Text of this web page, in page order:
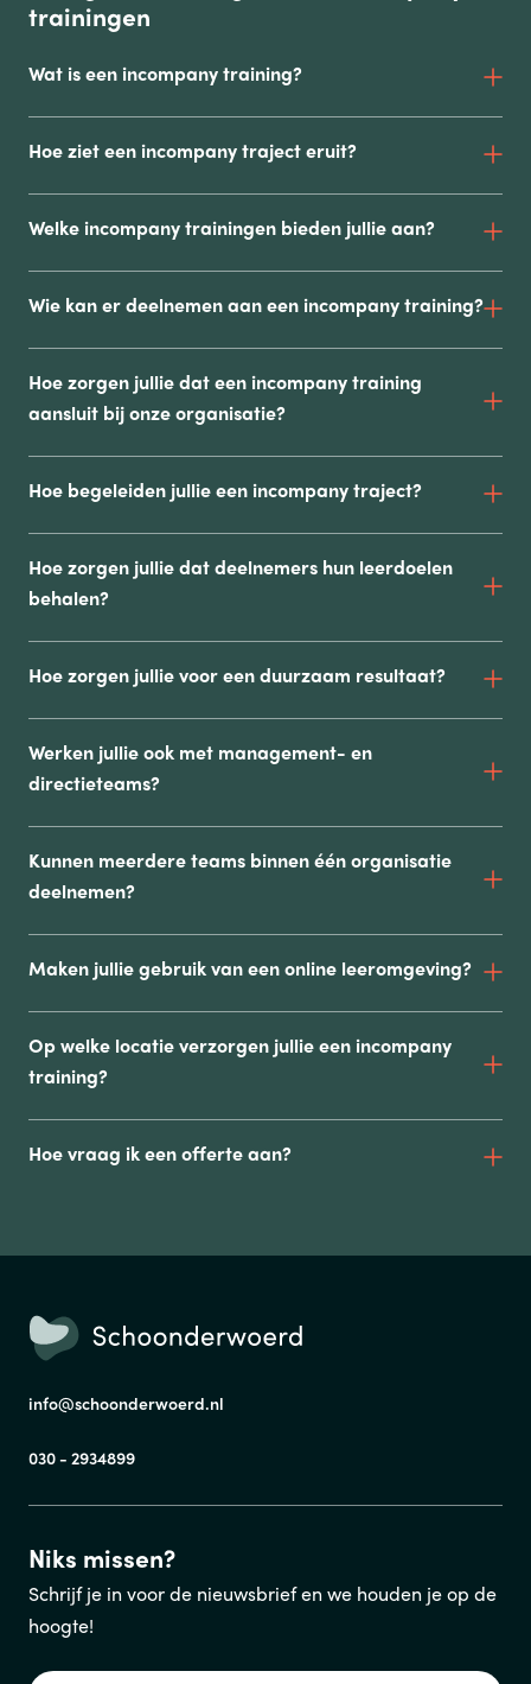
trainingen
Wat is een incompany training?
Hoe ziet een incompany traject eruit?
Welke incompany trainingen bieden jullie aan?
Wie kan er deelnemen aan een incompany training?
Hoe zorgen jullie dat een incompany training
aansluit bij onze organisatie?
Hoe begeleiden jullie een incompany traject?
Hoe zorgen jullie dat deelnemers hun leerdoelen
behalen?
Hoe zorgen jullie voor een duurzaam resultaat?
Werken jullie ook met management- en
directieteams?
Kunnen meerdere teams binnen één organisatie
deelnemen?
Maken jullie gebruik van een online leeromgeving?
Op welke locatie verzorgen jullie een incompany
training?
Hoe vraag ik een offerte aan?
info@schoonderwoerd.nl
030 - 2934899
Niks missen?
Schrijf je in voor de nieuwsbrief en we houden je op de
hoogte!